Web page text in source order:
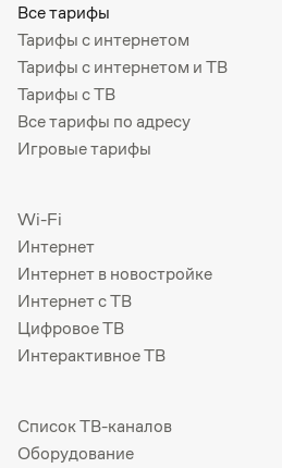
Все тарифы
Тарифы с интернетом
Тарифы с интернетом и ТВ
Тарифы с ТВ
Все тарифы по адресу
Игровые тарифы
Wi-Fi
Интернет
Интернет в новостройке
Интернет с ТВ
Цифровое ТВ
Интерактивное ТВ
Список ТВ-каналов
Оборудование